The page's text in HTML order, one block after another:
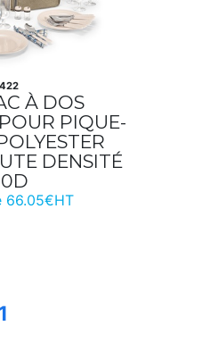
À DOS
PIQUE-
DENSITÉ
66.05€HT
1